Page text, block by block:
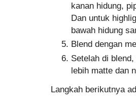
kanan hidung,
Dan untuk
bawah hidung
Blend dengan
Setelah di
lebih matte dan
Langkah berikutnya